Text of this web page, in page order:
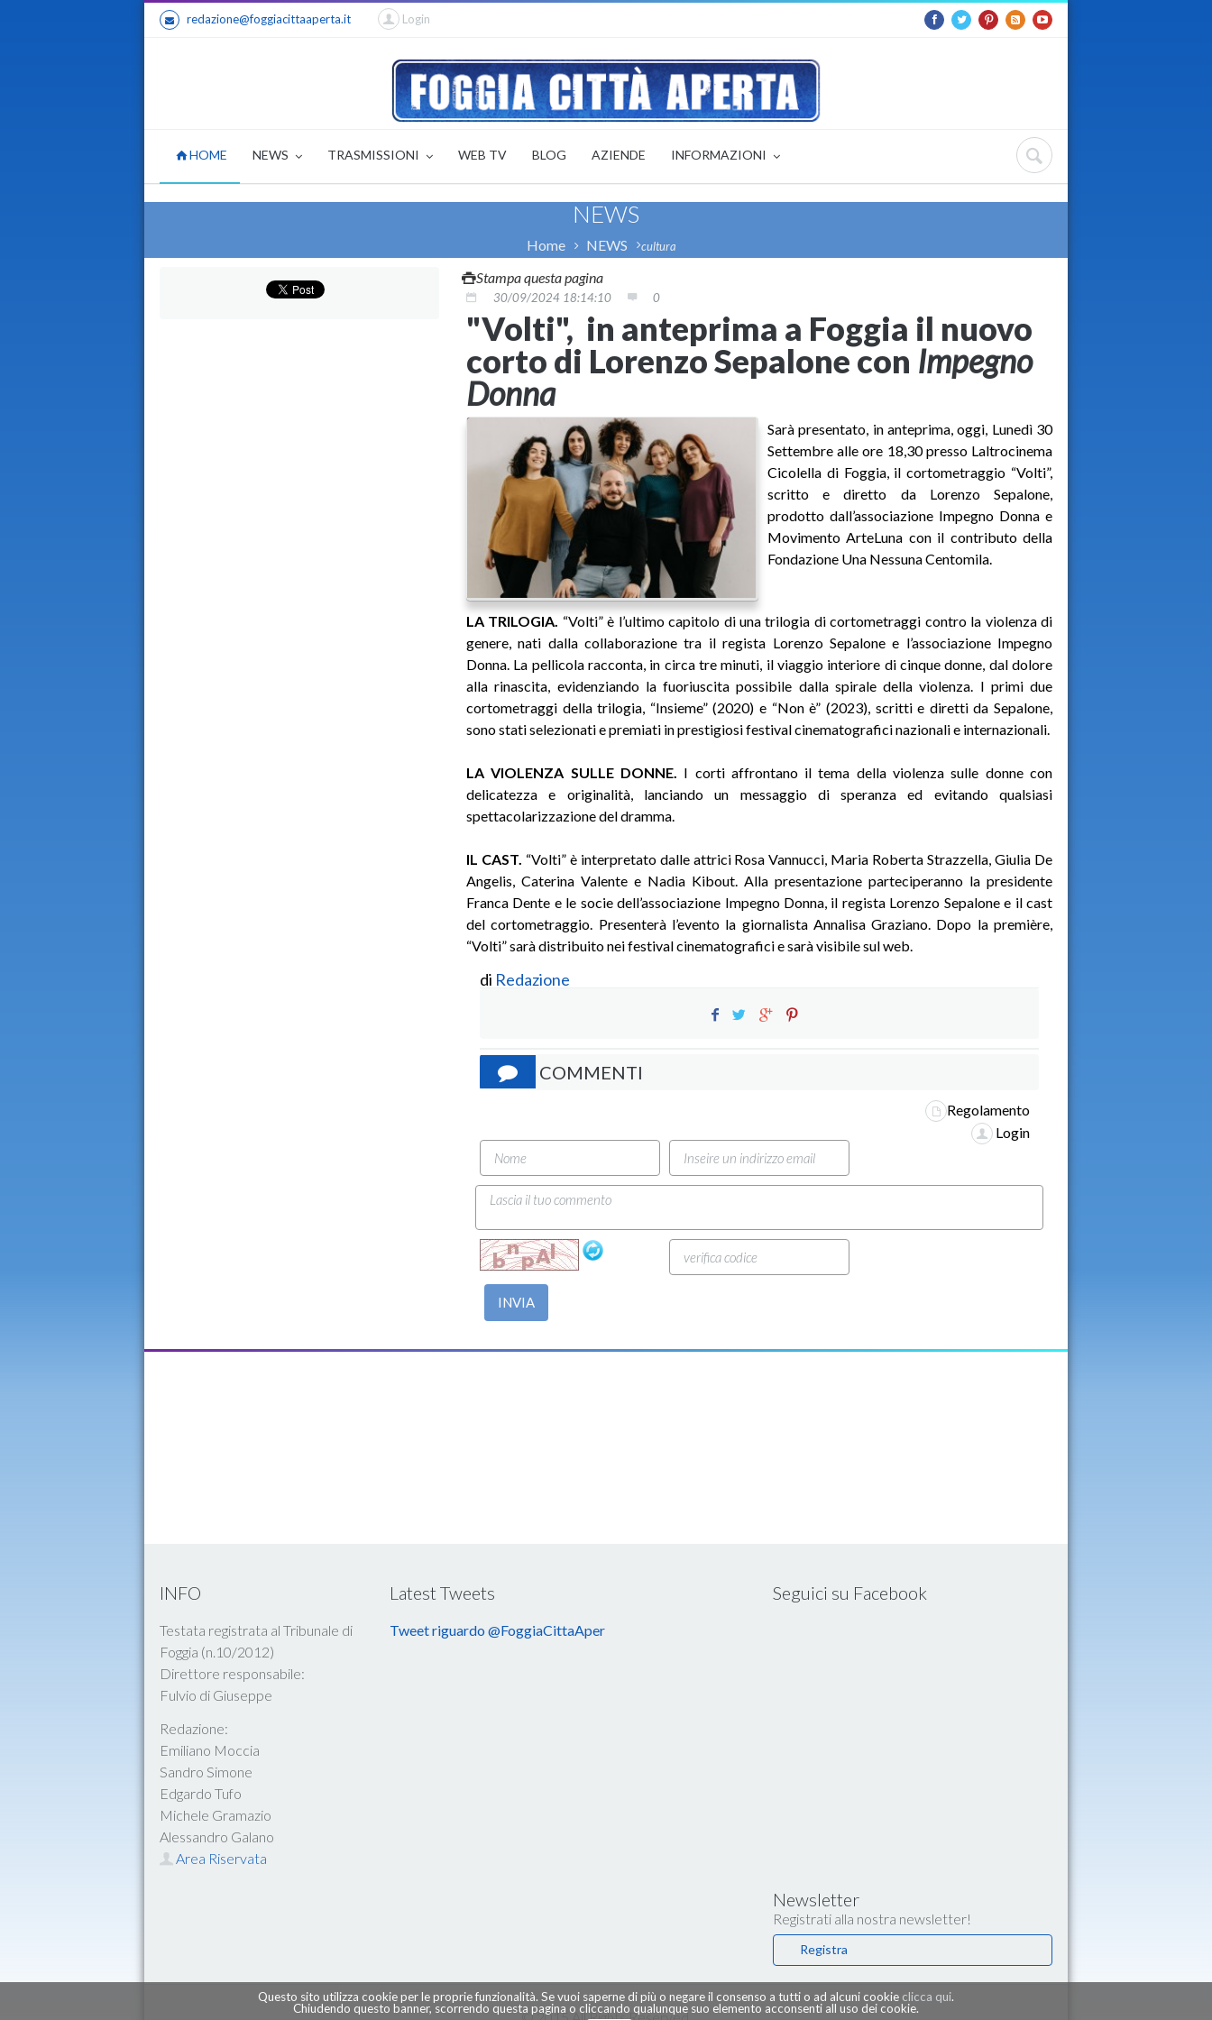
Questo sito utilizza cookie per le proprie funzionalità. Se vuoi saperne di più o negare il consenso a tutti o ad alcuni cookie clicca qui.
Chiudendo questo banner, scorrendo questa pagina o cliccando qualunque suo elemento acconsenti all uso dei cookie.
redazione@foggiacittaaperta.it Login
HOME NEWS TRASMISSIONI WEB TV BLOG AZIENDE INFORMAZIONI
NEWS
Home NEWS cultura
Stampa questa pagina
30/09/2024 18:14:10 0
"Volti", in anteprima a Foggia il nuovo
corto di Lorenzo Sepalone con Impegno
Donna
Sarà presentato, in anteprima, oggi, Lunedì 30
Settembre alle ore 18,30 presso Laltrocinema
Cicolella di Foggia, il cortometraggio “Volti”,
scritto e diretto da Lorenzo Sepalone,
prodotto dall’associazione Impegno Donna e
Movimento ArteLuna con il contributo della
Fondazione Una Nessuna Centomila.
LA TRILOGIA. “Volti” è l’ultimo capitolo di una trilogia di cortometraggi contro la violenza di
genere, nati dalla collaborazione tra il regista Lorenzo Sepalone e l’associazione Impegno
Donna. La pellicola racconta, in circa tre minuti, il viaggio interiore di cinque donne, dal dolore
alla rinascita, evidenziando la fuoriuscita possibile dalla spirale della violenza. I primi due
cortometraggi della trilogia, “Insieme” (2020) e “Non è” (2023), scritti e diretti da Sepalone,
sono stati selezionati e premiati in prestigiosi festival cinematografici nazionali e internazionali.
LA VIOLENZA SULLE DONNE.
I corti affrontano il tema della violenza sulle donne con
delicatezza e originalità, lanciando un messaggio di speranza ed evitando qualsiasi
spettacolarizzazione del dramma.
IL CAST. “Volti” è interpretato dalle attrici Rosa Vannucci, Maria Roberta Strazzella, Giulia De
Angelis, Caterina Valente e Nadia Kibout. Alla presentazione parteciperanno la presidente
Franca Dente e le socie dell’associazione Impegno Donna, il regista Lorenzo Sepalone e il cast
del cortometraggio. Presenterà l’evento la giornalista Annalisa Graziano. Dopo la première,
“Volti” sarà distribuito nei festival cinematografici e sarà visibile sul web.
di Redazione
COMMENTI
Regolamento
Login
INVIA
INFO
Testata registrata al Tribunale di
Foggia (n.10/2012)
Direttore responsabile:
Fulvio di Giuseppe
Redazione:
Emiliano Moccia
Sandro Simone
Edgardo Tufo
Michele Gramazio
Alessandro Galano
Area Riservata
Latest Tweets
Tweet riguardo @FoggiaCittaAper
Seguici su Facebook
Newsletter
Registrati alla nostra newsletter!
Registra